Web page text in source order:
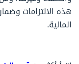
هذه الالتزامات
المالية.